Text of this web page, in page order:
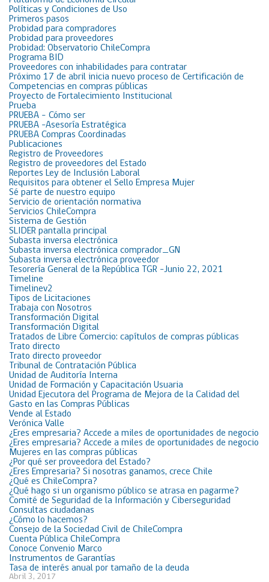
Políticas y Condiciones de Uso
Primeros pasos
Probidad para compradores
Probidad para proveedores
Probidad: Observatorio ChileCompra
Programa BID
Proveedores con inhabilidades para contratar
Próximo 17 de abril inicia nuevo proceso de Certificación de
Competencias en compras públicas
Proyecto de Fortalecimiento Institucional
Prueba
PRUEBA – Cómo ser
PRUEBA -Asesoría Estratégica
PRUEBA Compras Coordinadas
Publicaciones
Registro de Proveedores
Registro de proveedores del Estado
Reportes Ley de Inclusión Laboral
Requisitos para obtener el Sello Empresa Mujer
Sé parte de nuestro equipo
Servicio de orientación normativa
Servicios ChileCompra
Sistema de Gestión
SLIDER pantalla principal
Subasta inversa electrónica
Subasta inversa electrónica comprador_GN
Subasta inversa electrónica proveedor
Tesorería General de la República TGR -Junio 22, 2021
Timeline
Timelinev2
Tipos de Licitaciones
Trabaja con Nosotros
Transformación Digital
Transformación Digital
Tratados de Libre Comercio: capítulos de compras públicas
Trato directo
Trato directo proveedor
Tribunal de Contratación Pública
Unidad de Auditoría Interna
Unidad de Formación y Capacitación Usuaria
Unidad Ejecutora del Programa de Mejora de la Calidad del
Gasto en las Compras Públicas
Vende al Estado
Verónica Valle
¿Eres empresaria? Accede a miles de oportunidades de negocio
¿Eres empresaria? Accede a miles de oportunidades de negocio
Mujeres en las compras públicas
¿Por qué ser proveedora del Estado?
¿Eres Empresaria? Si nosotras ganamos, crece Chile
¿Qué es ChileCompra?
¿Qué hago si un organismo público se atrasa en pagarme?
Comité de Seguridad de la Información y Ciberseguridad
Consultas ciudadanas
¿Cómo lo hacemos?
Consejo de la Sociedad Civil de ChileCompra
Cuenta Pública ChileCompra
Conoce Convenio Marco
Instrumentos de Garantías
Tasa de interés anual por tamaño de la deuda
Abril 3, 2017